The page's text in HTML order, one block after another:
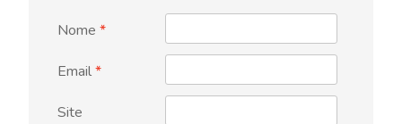
Nome *
Email*
Site